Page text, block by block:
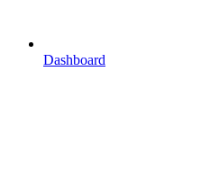
Dashboard